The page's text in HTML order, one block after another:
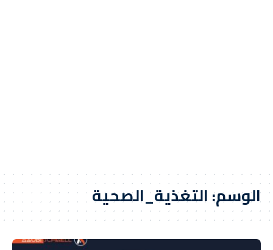
الوسم:التغذية_الصحية